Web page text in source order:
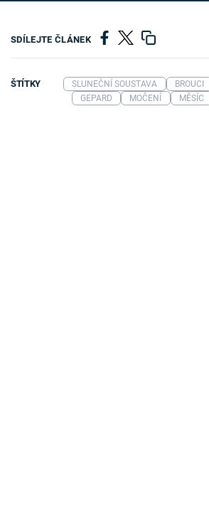
SDÍLEJTE ČLÁNEK
ŠTÍTKY SLUNEČNÍ SOUSTAVA BROUCI
GEPARD
MOČENÍ MĚSÍC